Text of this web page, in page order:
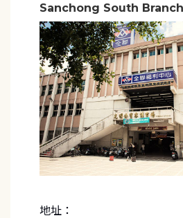
Sanchong South Branch
地址：